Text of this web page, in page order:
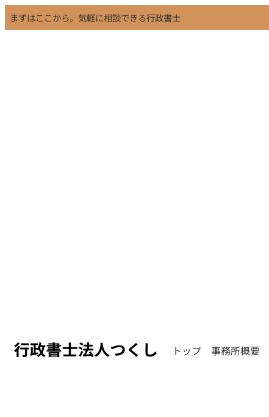
まずはここから。気軽に相談できる行政書士
トップ 事務所概要